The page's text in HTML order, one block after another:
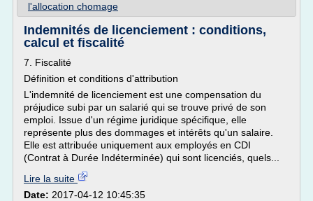
l'allocation chomage
Indemnités de licenciement : conditions,
calcul et fiscalité
7. Fiscalité
Définition et conditions d'attribution
L'indemnité de licenciement est une compensation du
préjudice subi par un salarié qui se trouve privé de son
emploi. Issue d'un régime juridique spécifique, elle
représente plus des dommages et intérêts qu'un salaire.
Elle est attribuée uniquement aux employés en CDI
(Contrat à Durée Indéterminée) qui sont licenciés, quels...
Lire la suite
Date: 2017-04-12 10:45:35